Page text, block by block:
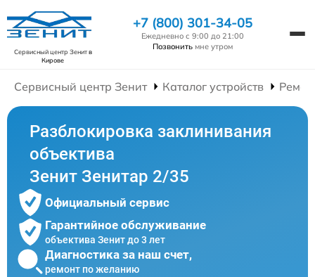
Сервисный центр Зенитв
Кирове
+7 (800) 301-34-05
Ежедневно с 9:00 до 21:00
Позвонить мне утром
Сервисный центр Зенит Каталог устройств
Разблокировка заклинивания
объектива
Зенит Зенитар 2/35
Официальный сервис
Гарантийное обслуживание
объектива Зенит до 3 лет
Диагностика за наш счет,
ремонт по желанию